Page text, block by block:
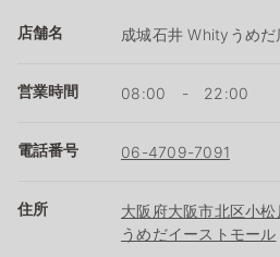
店舗名 成城石井 Whityうめだ
営業時間 08:00 - 22:00
電話番号 06-4709-7091
住所
大阪府大阪市北区小
うめだイーストモール